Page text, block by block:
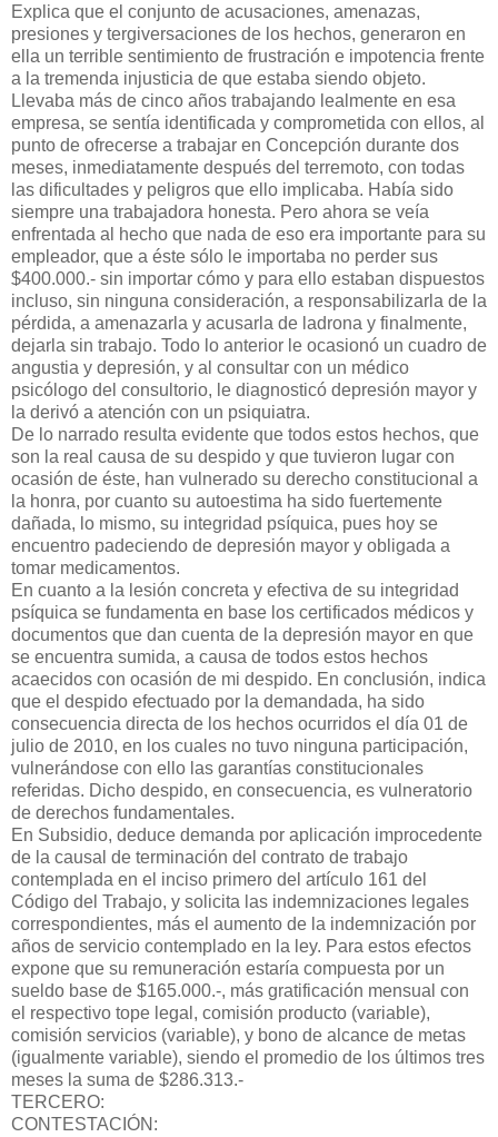
Explica que el conjunto de acusaciones, amenazas,
presiones y tergiversaciones de los hechos, generaron en
ella un terrible sentimiento de frustración e impotencia frente
a la tremenda injusticia de que estaba siendo objeto.
Llevaba más de cinco años trabajando lealmente en esa
empresa, se sentía identificada y comprometida con ellos, al
punto de ofrecerse a trabajar en Concepción durante dos
meses, inmediatamente después del terremoto, con todas
las dificultades y peligros que ello implicaba. Había sido
siempre una trabajadora honesta. Pero ahora se veía
enfrentada al hecho que nada de eso era importante para su
empleador, que a éste sólo le importaba no perder sus
$400.000.- sin importar cómo y para ello estaban dispuestos
incluso, sin ninguna consideración, a responsabilizarla de la
pérdida, a amenazarla y acusarla de ladrona y finalmente,
dejarla sin trabajo. Todo lo anterior le ocasionó un cuadro de
angustia y depresión, y al consultar con un médico
psicólogo del consultorio, le diagnosticó depresión mayor y
la derivó a atención con un psiquiatra.
De lo narrado resulta evidente que todos estos hechos, que
son la real causa de su despido y que tuvieron lugar con
ocasión de éste, han vulnerado su derecho constitucional a
la honra, por cuanto su autoestima ha sido fuertemente
dañada, lo mismo, su integridad psíquica, pues hoy se
encuentro padeciendo de depresión mayor y obligada a
tomar medicamentos.
En cuanto a la lesión concreta y efectiva de su integridad
psíquica se fundamenta en base los certificados médicos y
documentos que dan cuenta de la depresión mayor en que
se encuentra sumida, a causa de todos estos hechos
acaecidos con ocasión de mi despido. En conclusión, indica
que el despido efectuado por la demandada, ha sido
consecuencia directa de los hechos ocurridos el día 01 de
julio de 2010, en los cuales no tuvo ninguna participación,
vulnerándose con ello las garantías constitucionales
referidas. Dicho despido, en consecuencia, es vulneratorio
de derechos fundamentales.
En Subsidio, deduce demanda por aplicación improcedente
de la causal de terminación del contrato de trabajo
contemplada en el inciso primero del artículo 161 del
Código del Trabajo, y solicita las indemnizaciones legales
correspondientes, más el aumento de la indemnización por
años de servicio contemplado en la ley. Para estos efectos
expone que su remuneración estaría compuesta por un
sueldo base de $165.000.-, más gratificación mensual con
el respectivo tope legal, comisión producto (variable),
comisión servicios (variable), y bono de alcance de metas
(igualmente variable), siendo el promedio de los últimos tres
meses la suma de $286.313.-
TERCERO:
CONTESTACIÓN: